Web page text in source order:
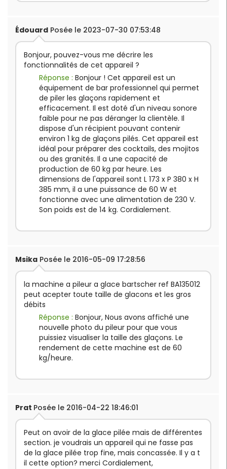
Édouard Posée le 2023-07-30 07:53:48
Bonjour, pouvez-vous me décrire les
fonctionnalités de cet appareil ?
Réponse : Bonjour ! Cet appareil est un
équipement de bar professionnel qui permet
de piler les glaçons rapidement et
efficacement. Il est doté d'un niveau sonore
faible pour ne pas déranger la clientèle. Il
dispose d'un récipient pouvant contenir
environ 1 kg de glaçons pilés. Cet appareil est
idéal pour préparer des cocktails, des mojitos
ou des granités. Il a une capacité de
production de 60 kg par heure. Les
dimensions de l'appareil sont L 173 x P 380 x H
385 mm, il a une puissance de 60 W et
fonctionne avec une alimentation de 230 V.
Son poids est de 14 kg. Cordialement.
Msika Posée le 2016-05-09 17:28:56
la machine a pileur a glace bartscher ref BA135012
peut acepter toute taille de glacons et les gros
débits
Réponse : Bonjour, Nous avons affiché une
nouvelle photo du pileur pour que vous
puissiez visualiser la taille des glaçons. Le
rendement de cette machine est de 60
kg/heure.
Prat Posée le 2016-04-22 18:46:01
Peut on avoir de la glace pilée mais de différentes
section. je voudrais un appareil qui ne fasse pas
de la glace pilée trop fine, mais concassée. Il y a t
il cette option? merci Cordialement,